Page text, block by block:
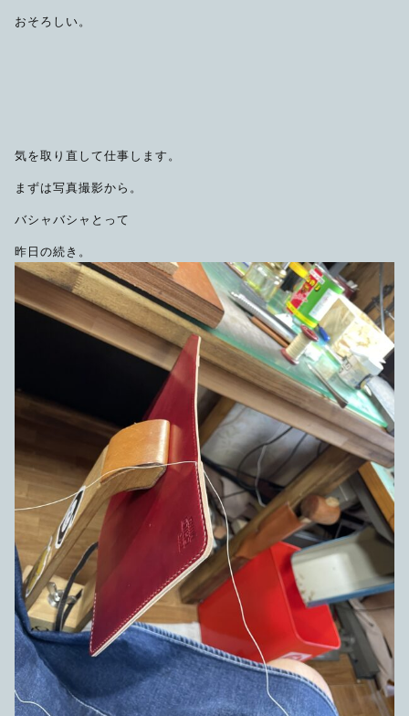
おそろしい。
気を取り直して仕事します。
まずは写真撮影から。
バシャバシャとって
昨日の続き。